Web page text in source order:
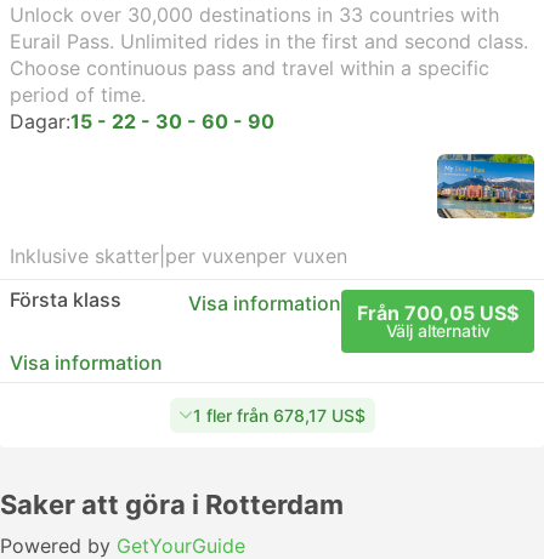
Unlock over 30,000 destinations in 33 countries with
Eurail Pass. Unlimited rides in the first and second class.
Choose continuous pass and travel within a specific
period of time.
Dagar:15 - 22 - 30 - 60 - 90
Inklusive skatter per vuxenper vuxen
Första klass
Visa information Från 700,05 US$
Välj alternativ
Visa information
1 fler från 678,17 US$
Saker att göra i Rotterdam
Powered by GetYourGuide